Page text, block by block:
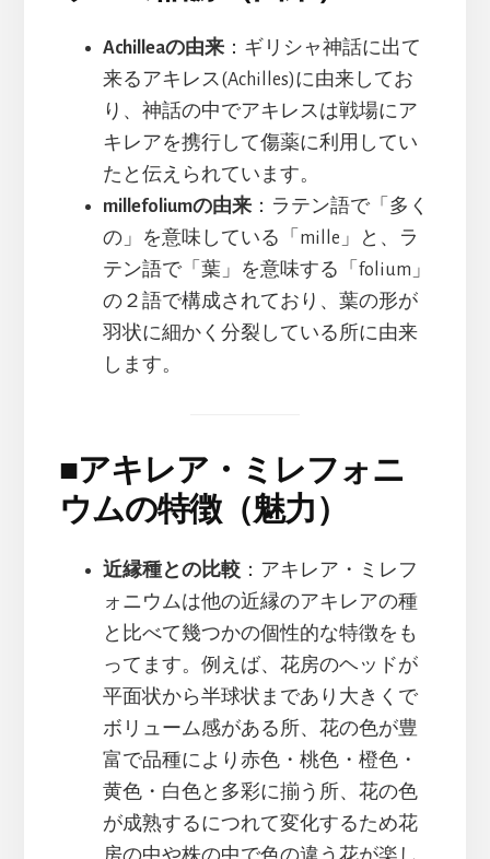
Achilleaの由来：ギリシャ神話に出て
来るアキレス(Achilles)に由来してお
り、神話の中でアキレスは戦場にア
キレアを携行して傷薬に利用してい
たと伝えられています。
millefoliumの由来：ラテン語で「多く
の」を意味している「mille」と、ラ
テン語で「葉」を意味する「folium」
の２語で構成されており、葉の形が
羽状に細かく分裂している所に由来
します。
■アキレア・ミレフォニ
ウムの特徴（魅力）
近縁種との比較：アキレア・ミレフ
ォニウムは他の近縁のアキレアの種
と比べて幾つかの個性的な特徴をも
ってます。例えば、花房のヘッドが
平面状から半球状まであり大きくで
ボリューム感がある所、花の色が豊
富で品種により赤色・桃色・橙色・
黄色・白色と多彩に揃う所、花の色
が成熟するにつれて変化するため花